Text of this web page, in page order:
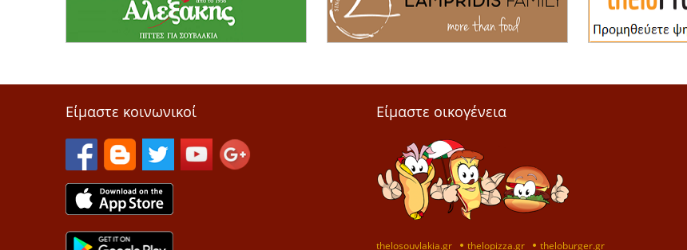
Είμαστε κοινωνικοί Είμαστε οικογένεια
thelosouvlakia.gr thelopizza.gr theloburger.gr